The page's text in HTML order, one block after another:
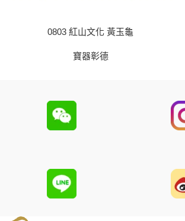
0803 紅山文化 黃玉龜
寶器彰德